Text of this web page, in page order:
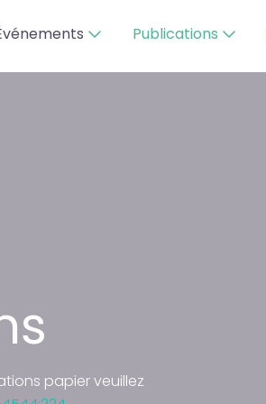
Publications
papier veuillez